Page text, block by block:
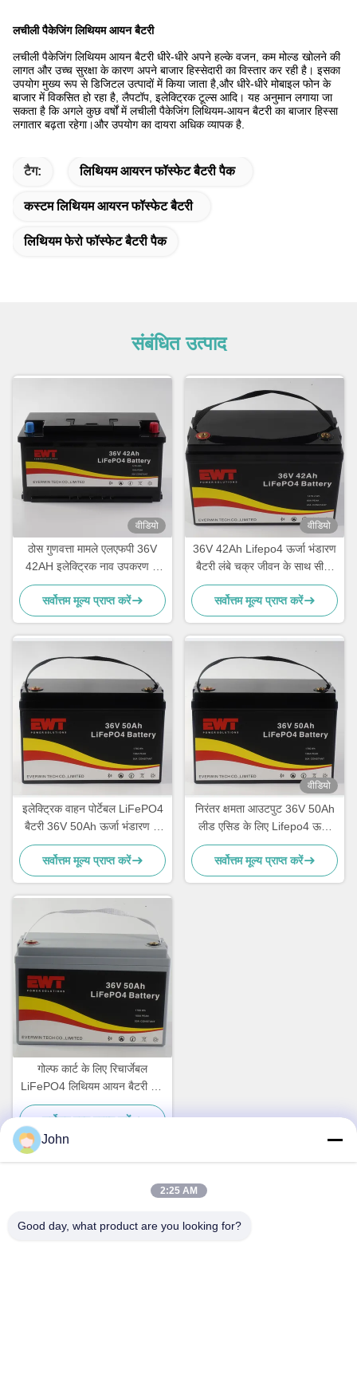
लचीली पैकेजिंग लिथियम आयन बैटरी
लचीली पैकेजिंग लिथियम आयन बैटरी धीरे-धीरे अपने हल्के वजन, कम मोल्ड खोलने की
लागत और उच्च सुरक्षा के कारण अपने बाजार हिस्सेदारी का विस्तार कर रही है। इसका
उपयोग मुख्य रूप से डिजिटल उत्पादों में किया जाता है,और धीरे-धीरे मोबाइल फोन के
बाजार में विकसित हो रहा है, लैपटॉप, इलेक्ट्रिक टूल्स आदि। यह अनुमान लगाया जा
सकता है कि अगले कुछ वर्षों में लचीली पैकेजिंग लिथियम-आयन बैटरी का बाजार हिस्सा
लगातार बढ़ता रहेगा।और उपयोग का दायरा अधिक व्यापक है.
टैग: लिथियम आयरन फॉस्फेट बैटरी पैक
कस्टम लिथियम आयरन फॉस्फेट बैटरी
लिथियम फेरो फॉस्फेट बैटरी पैक
संबंधित उत्पाद
वीडियो
ठोस गुणवत्ता मामले एलएफपी 36V
42AH इलेक्ट्रिक नाव उपकरण के
लिए ली-फेपो 4 बैटरी पैक आपूर्ति
सर्वोत्तम मूल्य प्राप्त करें
वीडियो
36V 42Ah Lifepo4 ऊर्जा भंडारण
बैटरी लंबे चक्र जीवन के साथ सीसा
एसिड प्रतिस्थापन के लिए
सर्वोत्तम मूल्य प्राप्त करें
इलेक्ट्रिक वाहन पोर्टेबल LiFePO4
बैटरी 36V 50Ah ऊर्जा भंडारण के
लिए बैटरी
सर्वोत्तम मूल्य प्राप्त करें
वीडियो
निरंतर क्षमता आउटपुट 36V 50Ah
लीड एसिड के लिए Lifepo4 ऊर्जा
भंडारण बैटरी
सर्वोत्तम मूल्य प्राप्त करें
गोल्फ कार्ट के लिए रिचार्जेबल
LiFePO4 लिथियम आयन बैटरी पैक
36V 50Ah 1760Wh बैटरी
सर्वोत्तम मूल्य प्राप्त करें
John
2:25 AM
Good day, what product are you looking for?